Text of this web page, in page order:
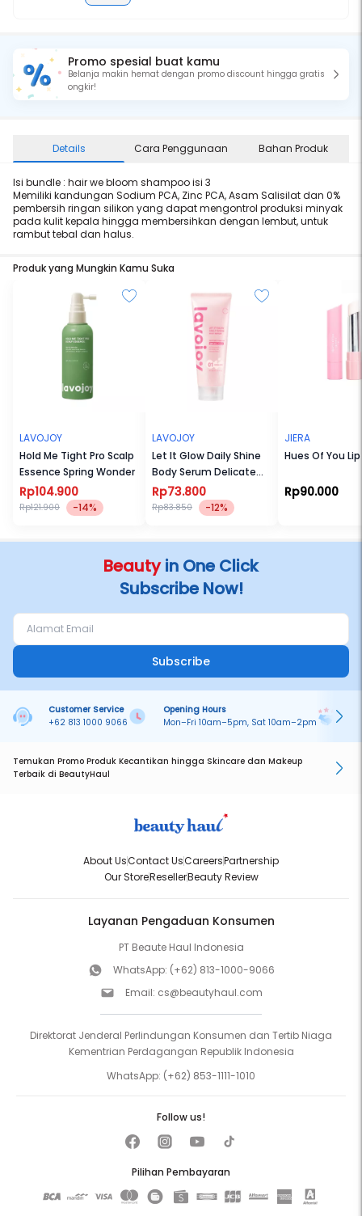
Promo spesial buat kamu
Belanja makin hemat dengan promo discount hingga gratis
ongkir!
Details Cara Penggunaan Bahan Produk
Isi bundle : hair we bloom shampoo isi 3
Memiliki kandungan Sodium PCA, Zinc PCA, Asam Salisilat dan 0%
pembersih ringan silikon yang dapat mengontrol produksi minyak
pada kulit kepala hingga membersihkan dengan lembut, untuk
rambut tebal dan halus.
Produk yang Mungkin Kamu Suka
LAVOJOY
Hold Me Tight Pro Scalp
Essence Spring Wonder
Rp104.900
Rp121.900 -14%
LAVOJOY
Let It Glow Daily Shine
Body Serum Delicate
Rose
Rp73.800
Rp83.850 -12%
JIERA
Hues Of You
Rp90.000
Beautyin One Click
Subscribe Now!
Subscribe
Customer Service
+62 813 1000 9066
Opening Hours
Mon–Fri 10am–5pm, Sat 10am–2pm
Temukan Promo Produk Kecantikan hingga Skincare dan Makeup
Terbaik di BeautyHaul
About UsContact UsCareersPartnership
Our StoreResellerBeauty Review
Layanan Pengaduan Konsumen
PT Beaute Haul Indonesia
WhatsApp: (+62) 813-1000-9066
Email: cs@beautyhaul.com
Direktorat Jenderal Perlindungan Konsumen dan Tertib Niaga
Kementrian Perdagangan Republik Indonesia
WhatsApp: (+62) 853-1111-1010
Pilihan Pembayaran
Follow us!